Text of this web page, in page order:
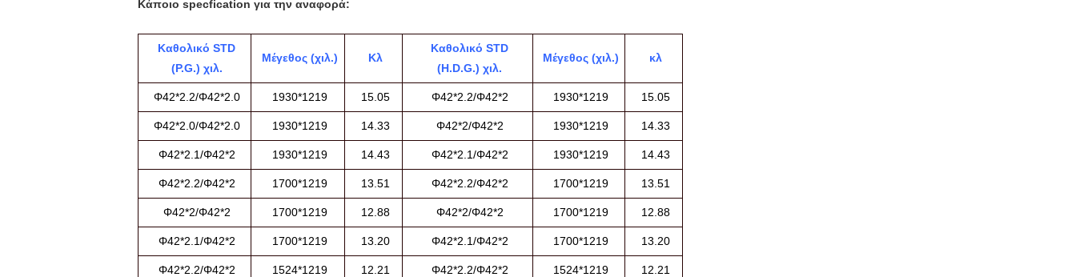
Κάποιο specfication για την αναφορά:
Καθολικό STD
(P.G.) χιλ.
Μέγεθος (χιλ.) Κλ
Καθολικό STD
(H.D.G.) χιλ.
Μέγεθος (χιλ.) κλ
Φ42*2.2/Φ42*2.0 1930*1219 15.05 Φ42*2.2/Φ42*2 1930*1219 15.05
Φ42*2.0/Φ42*2.0 1930*1219 14.33 Φ42*2/Φ42*2 1930*1219 14.33
Φ42*2.1/Φ42*2 1930*1219 14.43 Φ42*2.1/Φ42*2 1930*1219 14.43
Φ42*2.2/Φ42*2 1700*1219 13.51 Φ42*2.2/Φ42*2 1700*1219 13.51
Φ42*2/Φ42*2 1700*1219 12.88 Φ42*2/Φ42*2 1700*1219 12.88
Φ42*2.1/Φ42*2 1700*1219 13.20 Φ42*2.1/Φ42*2 1700*1219 13.20
Φ42*2.2/Φ42*2 1524*1219 12.21 Φ42*2.2/Φ42*2 1524*1219 12.21